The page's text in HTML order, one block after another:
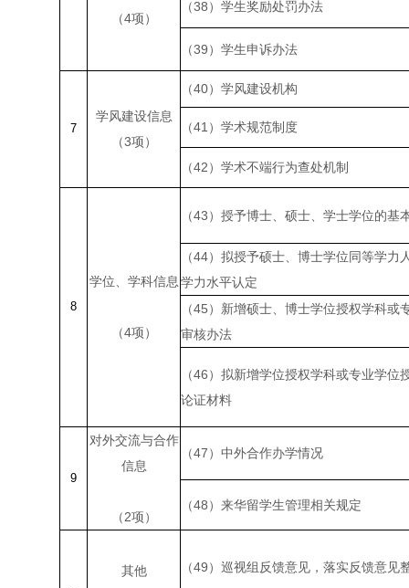
（4项）
（38）学生奖励处罚办法
（39）学生申诉办法
7
学风建设信息
（3项）
（40）学风建设机构
（41 ）学术规范制度
（42）学术不端行为查处机制
8
学位、学科信息
（4项）
（43）授予博士、硕士、学士学位的基
（44）拟授予硕士、博士学位同等学力
学力水平认定
（45）新增硕士、博士学位授权学科或
审核办法
（46）拟新增学位授权学科或专业学位
论证材料
9
对外交流与合作
信息
（2项）
（47）中外合作办学情况
（48）来华留学生管理相关规定
其他 （49）巡视组反馈意见，落实反馈意见